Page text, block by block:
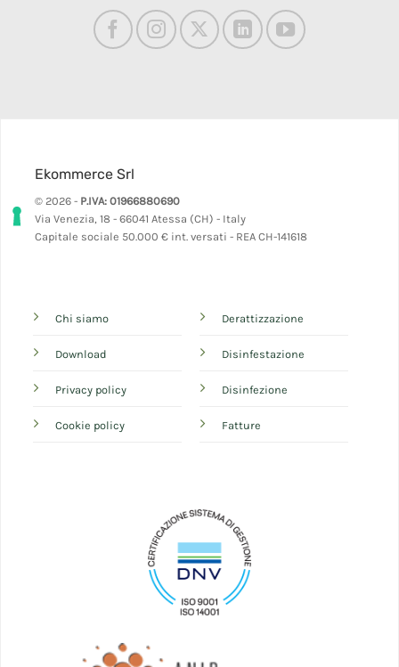
Ekommerce Srl
© 2026 - P.IVA: 01966880690
Via Venezia, 18 - 66041 Atessa (CH) - Italy
Capitale sociale 50.000 € int. versati - REA CH-141618
Chi siamo
Download
Privacy policy
Cookie policy
Derattizzazione
Disinfestazione
Disinfezione
Fatture